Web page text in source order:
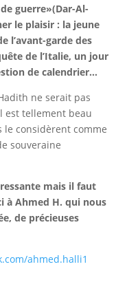
guerre»(Dar-Al-
le plaisir : la jeune
l’avant-garde des
de l’Italie, un jour
de calendrier…
ne serait pas
est tellement beau
considèrent comme
souveraine
mais il faut
à Ahmed H. qui nous
de précieuses
ahmed.halli1